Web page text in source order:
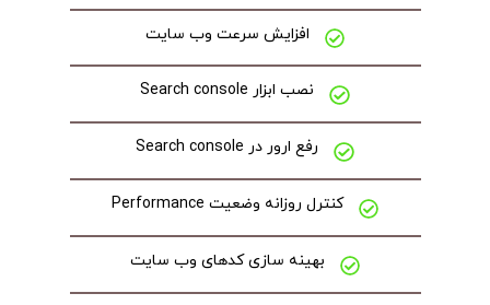
افزایش سرعت وب سایت
نصب ابزار Search console
رفع ارور در Search console
کنترل روزانه وضعیت Performance
بهینه سازی کدهای وب سایت